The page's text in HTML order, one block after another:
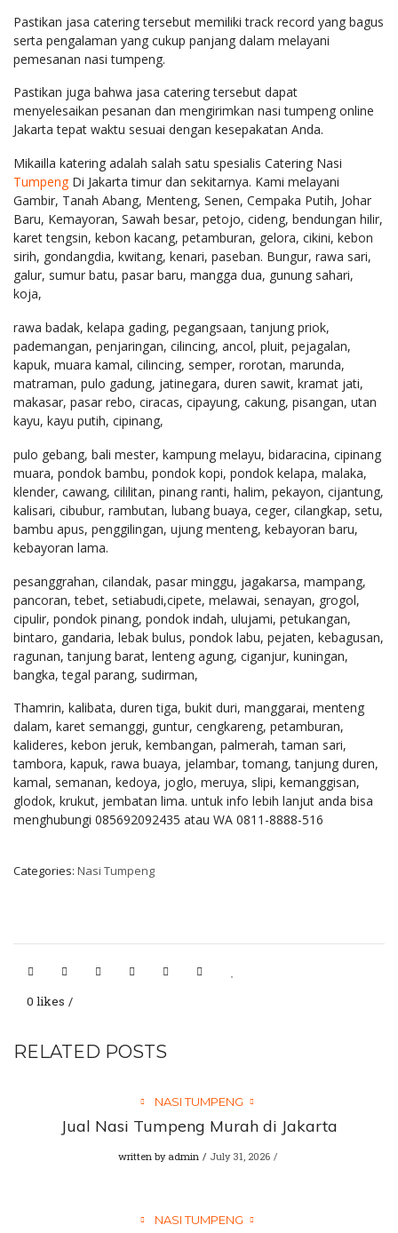
Pastikan jasa catering tersebut memiliki track record yang bagus
serta pengalaman yang cukup panjang dalam melayani
pemesanan nasi tumpeng.
Pastikan juga bahwa jasa catering tersebut dapat
menyelesaikan pesanan dan mengirimkan nasi tumpeng online
Jakarta tepat waktu sesuai dengan kesepakatan Anda.
Mikailla katering adalah salah satu spesialis Catering Nasi
TumpengDi Jakarta timur dan sekitarnya. Kami melayani
Gambir, Tanah Abang, Menteng, Senen, Cempaka Putih, Johar
Baru, Kemayoran, Sawah besar, petojo, cideng, bendungan hilir,
karet tengsin, kebon kacang, petamburan, gelora, cikini, kebon
sirih, gondangdia, kwitang, kenari, paseban. Bungur, rawa sari,
galur, sumur batu, pasar baru, mangga dua, gunung sahari,
koja,
rawa badak, kelapa gading, pegangsaan, tanjung priok,
pademangan, penjaringan, cilincing, ancol, pluit, pejagalan,
kapuk, muara kamal, cilincing, semper, rorotan, marunda,
matraman, pulo gadung, jatinegara, duren sawit, kramat jati,
makasar, pasar rebo, ciracas, cipayung, cakung, pisangan, utan
kayu, kayu putih, cipinang,
pulo gebang, bali mester, kampung melayu, bidaracina, cipinang
muara, pondok bambu, pondok kopi, pondok kelapa, malaka,
klender, cawang, cililitan, pinang ranti, halim, pekayon, cijantung,
kalisari, cibubur, rambutan, lubang buaya, ceger, cilangkap, setu,
bambu apus, penggilingan, ujung menteng, kebayoran baru,
kebayoran lama.
pesanggrahan, cilandak, pasar minggu, jagakarsa, mampang,
pancoran, tebet, setiabudi,cipete, melawai, senayan, grogol,
cipulir, pondok pinang, pondok indah, ulujami, petukangan,
bintaro, gandaria, lebak bulus, pondok labu, pejaten, kebagusan,
ragunan, tanjung barat, lenteng agung, ciganjur, kuningan,
bangka, tegal parang, sudirman,
Thamrin, kalibata, duren tiga, bukit duri, manggarai, menteng
dalam, karet semanggi, guntur, cengkareng, petamburan,
kalideres, kebon jeruk, kembangan, palmerah, taman sari,
tambora, kapuk, rawa buaya, jelambar, tomang, tanjung duren,
kamal, semanan, kedoya, joglo, meruya, slipi, kemanggisan,
glodok, krukut, jembatan lima. untuk info lebih lanjut anda bisa
menghubungi 085692092435 atau WA 0811-8888-516
Categories: Nasi Tumpeng
0 likes
RELATED POSTS
NASI TUMPENG
Jual Nasi Tumpeng Murah di Jakarta
written by admin July 31, 2026
NASI TUMPENG